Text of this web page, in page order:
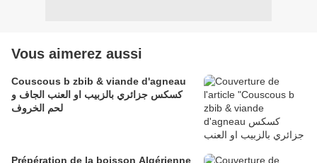
Vous aimerez aussi
Couscous b zbib & viande d'agneau
كسكس جزائري بالزبيب او العنب الجاف و
لحم الخروف
Prépération de la boisson Algérienne